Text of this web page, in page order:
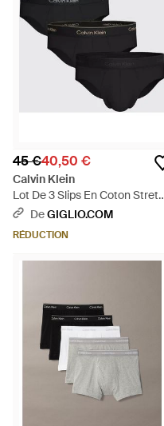
45 €40,50 €
Calvin Klein
Lot De 3 Slips En Coton
- Noir
DeGIGLIO.COM
RÉDUCTION